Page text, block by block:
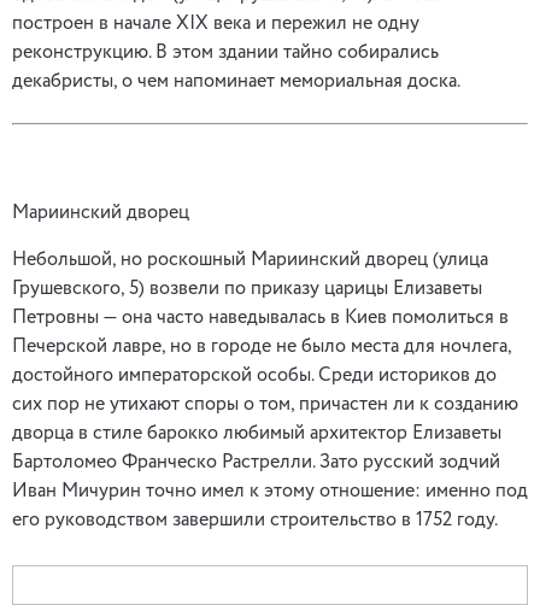
построен в начале XIX века и пережил не одну
реконструкцию. В этом здании тайно собирались
декабристы, о чем напоминает мемориальная доска.
Мариинский дворец
Небольшой, но роскошный Мариинский дворец (улица
Грушевского, 5) возвели по приказу царицы Елизаветы
Петровны — она часто наведывалась в Киев помолиться в
Печерской лавре, но в городе не было места для ночлега,
достойного императорской особы. Среди историков до
сих пор не утихают споры о том, причастен ли к созданию
дворца в стиле барокко любимый архитектор Елизаветы
Бартоломео Франческо Растрелли. Зато русский зодчий
Иван Мичурин точно имел к этому отношение: именно под
его руководством завершили строительство в 1752 году.